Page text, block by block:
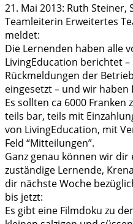
21. Mai 2013: Ruth
Teamleiterin Erweitertes
meldet:
Die Lernenden haben alle
LivingEducation berichtet
Rückmeldungen der
eingesetzt – und wir haben
Es sollten ca 6000
teils bar, teils mit
von LivingEducation, mit
Feld “Mitteilungen”.
Ganz genau können wir dir
zuständige Lernende,
dir nächste Woche
bis jetzt:
Es gibt eine Filmdoku zu